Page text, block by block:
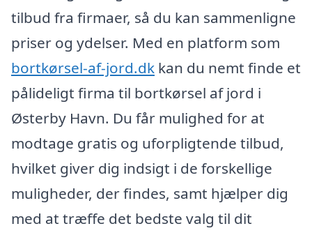
tilbud fra firmaer, så du kan sammenligne
priser og ydelser. Med en platform som
bortkørsel-af-jord.dk kan du nemt finde et
pålideligt firma til bortkørsel af jord i
Østerby Havn. Du får mulighed for at
modtage gratis og uforpligtende tilbud,
hvilket giver dig indsigt i de forskellige
muligheder, der findes, samt hjælper dig
med at træffe det bedste valg til dit